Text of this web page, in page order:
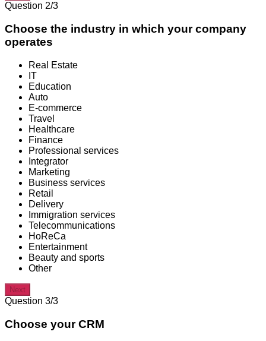
Question 2/3
Choose the industry in which your company
operates
Real Estate
IT
Education
Auto
E-commerce
Travel
Healthcare
Finance
Professional services
Integrator
Marketing
Business services
Retail
Delivery
Immigration services
Telecommunications
HoReCa
Entertainment
Beauty and sports
Other
Next
Question 3/3
Choose your CRM